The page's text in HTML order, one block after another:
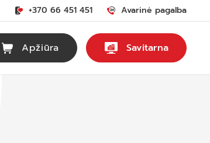
+370 66 451 451 Avarinė pagalba
Apžiūra Savitarna